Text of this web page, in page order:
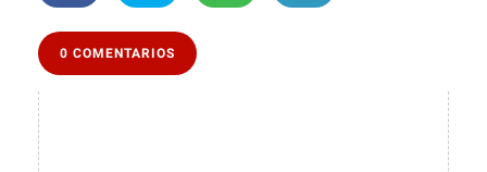
0 COMENTARIOS